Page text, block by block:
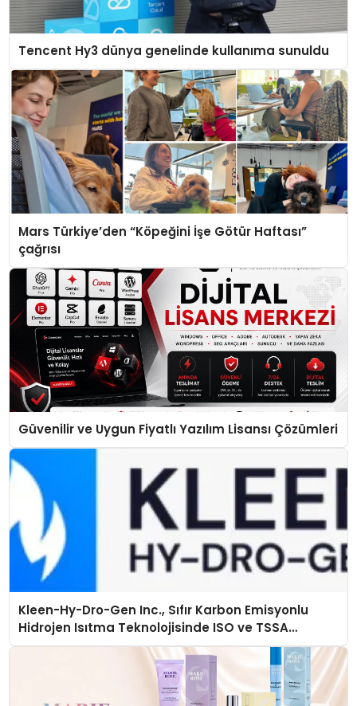
Tencent Hy3 dünya genelinde kullanıma sunuldu
Mars Türkiye’den “Köpeğini İşe Götür Haftası”
çağrısı
Güvenilir ve Uygun Fiyatlı Yazılım Lisansı Çözümleri
Kleen-Hy-Dro-Gen Inc., Sıfır Karbon Emisyonlu
Hidrojen Isıtma Teknolojisinde ISO ve TSSA
Düzenleyici Onaylarını Aldı